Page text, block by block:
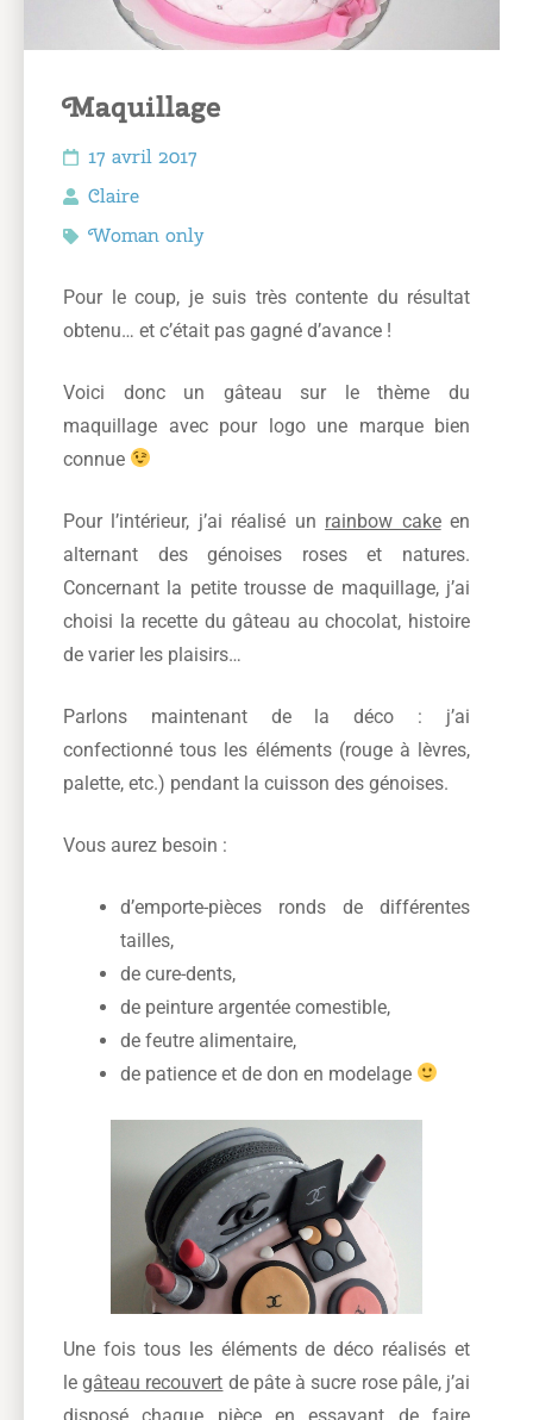
Maquillage
17 avril 2017
Claire
Woman only
Pour le coup, je suis très contente du résultat
obtenu… et c’était pas gagné d’avance !
Voici donc un gâteau sur le thème du
maquillage avec pour logo une marque bien
connue
Pour l’intérieur, j’ai réalisé un rainbow cakeen
alternant des génoises roses et natures.
Concernant la petite trousse de maquillage, j’ai
choisi la recette du gâteau au chocolat, histoire
de varier les plaisirs…
Parlons maintenant de la déco : j’ai
confectionné tous les éléments (rouge à lèvres,
palette, etc.) pendant la cuisson des génoises.
Vous aurez besoin :
d’emporte-pièces ronds de différentes
tailles,
de cure-dents,
de peinture argentée comestible,
de feutre alimentaire,
de patience et de don en modelage
Une fois tous les éléments de déco réalisés et
legâteau recouvert de pâte à sucre rose pâle, j’ai